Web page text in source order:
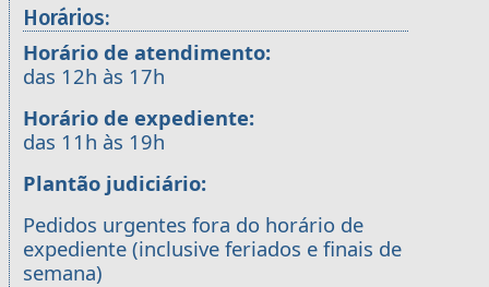
Horários:
Horário de atendimento:
das 12h às 17h
Horário de expediente:
das 11h às 19h
Plantão judiciário:
Pedidos urgentes fora do horário de
expediente (inclusive feriados e finais de
semana)